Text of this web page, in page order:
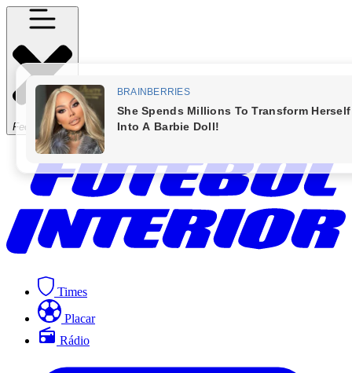
Fechar Menu
Times
Placar
Rádio